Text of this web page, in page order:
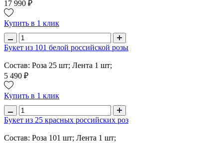
17 990 ₽
Купить в 1 клик
Букет из 101 белой российской розы
Состав: Роза 25 шт; Лента 1 шт;
5 490 ₽
Купить в 1 клик
Букет из 25 красных российских роз
Состав: Роза 101 шт; Лента 1 шт;